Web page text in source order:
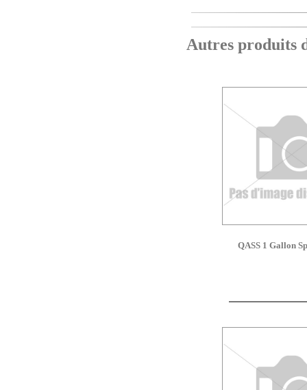
Autres produits
QASS 1 Gallon